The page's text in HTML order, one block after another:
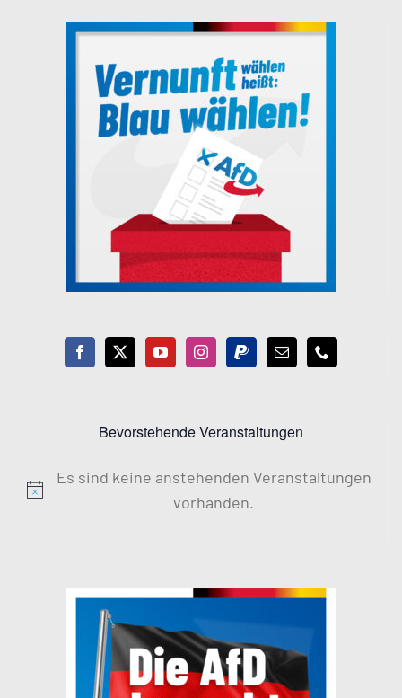
Bevorstehende Veranstaltungen
Hinweis
Es sind keine anstehenden Veranstaltungen
vorhanden.